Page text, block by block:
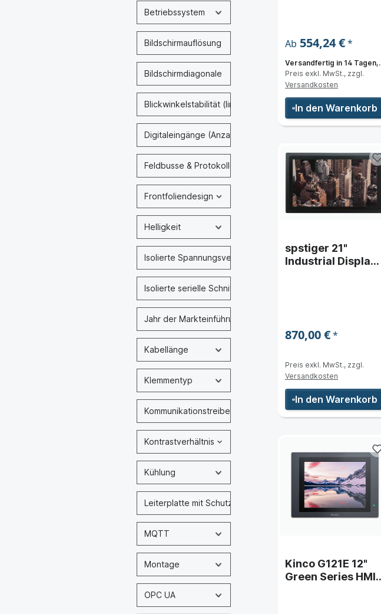
Betriebssystem
Bildschirmauflösung
Bildschirmdiagonale
Blickwinkelstabilität (links / rechts / oben / unten)
Digitaleingänge (Anzahl & Typ)
Feldbusse & Protokolle
Frontfoliendesign
Helligkeit
Isolierte Spannungsversorgung
Isolierte serielle Schnittstelle
Jahr der Markteinführung
Kabellänge
Klemmentyp
Kommunikationstreiber für SPS
Kontrastverhältnis
Kühlung
Leiterplatte mit Schutzlack für raue Umgebungen
MQTT
Montage
OPC UA
Ab 554,24 €*
Versandfertig in 14 Tagen,
Lieferzeit 3 bis 5 Tage
Preis exkl. MwSt., zzgl.
Versandkosten
In den Warenkorb
spstiger 21"
Industrial Display
870,00 €*
Preis exkl. MwSt., zzgl.
Versandkosten
In den Warenkorb
Kinco G121E 12"
Green Series HMI-